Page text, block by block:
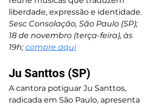
liberdade, expressão e identidade.
Sesc Consolação, São Paulo (SP);
18 de novembro (terça-feira), às
19h; compre aqui
Ju Santtos (SP)
A cantora potiguar Ju Santtos,
radicada em São Paulo, apresenta